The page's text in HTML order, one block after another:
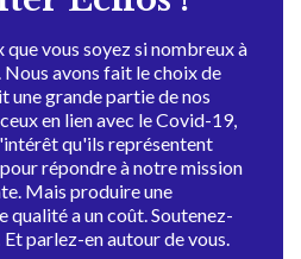
que vous soyez si nombreux à
Nous avons fait le choix de
une grande partie de nos
en lien avec le Covid-19,
qu'ils représentent
répondre à notre mission
Mais produire une
a un coût. Soutenez-
parlez-en autour de vous.